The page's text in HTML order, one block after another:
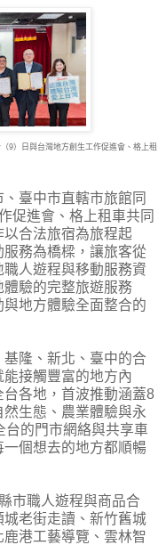
9）日與台灣地方創生工作促進會、格上租
臺中市直轄市旅館同
促進會、格上租車共同
合法旅宿為旅程起
務為橋樑，讓旅客從
人遊程與移動服務資
驗的完整旅遊服務
地方體驗全面整合的
隆、新北、臺中的合
接觸豐富的地方內
各地，首波推動涵蓋8
生態、農業體驗與永
的門市網絡與共享車
個想去的地方都順暢
市職人遊程與商品合
老街走讀、新竹舊城
港工藝導覽、雲林智